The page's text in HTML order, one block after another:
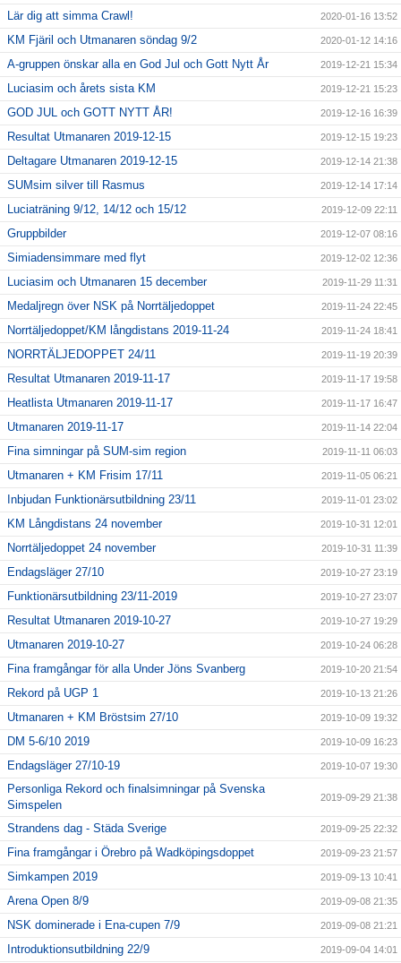
Lär dig att simma Crawl! 2020-01-16 13:52
KM Fjäril och Utmanaren söndag 9/2 2020-01-12 14:16
A-gruppen önskar alla en God Jul och Gott Nytt År 2019-12-21 15:34
Luciasim och årets sista KM 2019-12-21 15:23
GOD JUL och GOTT NYTT ÅR! 2019-12-16 16:39
Resultat Utmanaren 2019-12-15 2019-12-15 19:23
Deltagare Utmanaren 2019-12-15 2019-12-14 21:38
SUMsim silver till Rasmus 2019-12-14 17:14
Luciaträning 9/12, 14/12 och 15/12 2019-12-09 22:11
Gruppbilder 2019-12-07 08:16
Simiadensimmare med flyt 2019-12-02 12:36
Luciasim och Utmanaren 15 december 2019-11-29 11:31
Medaljregn över NSK på Norrtäljedoppet 2019-11-24 22:45
Norrtäljedoppet/KM långdistans 2019-11-24 2019-11-24 18:41
NORRTÄLJEDOPPET 24/11 2019-11-19 20:39
Resultat Utmanaren 2019-11-17 2019-11-17 19:58
Heatlista Utmanaren 2019-11-17 2019-11-17 16:47
Utmanaren 2019-11-17 2019-11-14 22:04
Fina simningar på SUM-sim region 2019-11-11 06:03
Utmanaren + KM Frisim 17/11 2019-11-05 06:21
Inbjudan Funktionärsutbildning 23/11 2019-11-01 23:02
KM Långdistans 24 november 2019-10-31 12:01
Norrtäljedoppet 24 november 2019-10-31 11:39
Endagsläger 27/10 2019-10-27 23:19
Funktionärsutbildning 23/11-2019 2019-10-27 23:07
Resultat Utmanaren 2019-10-27 2019-10-27 19:29
Utmanaren 2019-10-27 2019-10-24 06:28
Fina framgångar för alla Under Jöns Svanberg 2019-10-20 21:54
Rekord på UGP 1 2019-10-13 21:26
Utmanaren + KM Bröstsim 27/10 2019-10-09 19:32
DM 5-6/10 2019 2019-10-09 16:23
Endagsläger 27/10-19 2019-10-07 19:30
Personliga Rekord och finalsimningar på Svenska
Simspelen
2019-09-29 21:38
Strandens dag - Städa Sverige 2019-09-25 22:32
Fina framgångar i Örebro på Wadköpingsdoppet 2019-09-23 21:57
Simkampen 2019 2019-09-13 10:41
Arena Open 8/9 2019-09-08 21:35
NSK dominerade i Ena-cupen 7/9 2019-09-08 21:21
Introduktionsutbildning 22/9 2019-09-04 14:01